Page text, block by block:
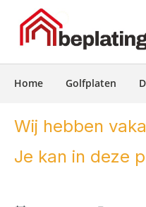
Home Golfplaten
Wij hebben
Je kan in deze